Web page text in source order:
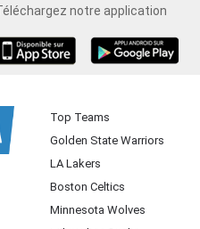
notre application
Top Teams
Golden State Warriors
LA Lakers
Boston Celtics
Minnesota Wolves